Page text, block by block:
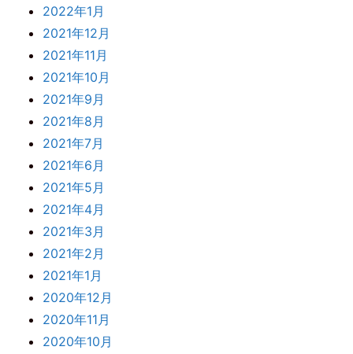
2022年1月
2021年12月
2021年11月
2021年10月
2021年9月
2021年8月
2021年7月
2021年6月
2021年5月
2021年4月
2021年3月
2021年2月
2021年1月
2020年12月
2020年11月
2020年10月